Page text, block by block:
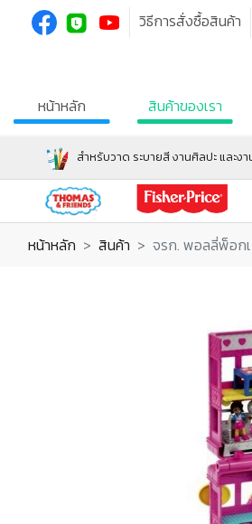
วิธีการสั่งซื้อสินค้า
หน้าหลัก สินค้าของเรา
สำหรับวาด ระบายสี งานศิลปะ และง
หน้าหลัก สินค้า จรก. พอลลี่พ็อกเ